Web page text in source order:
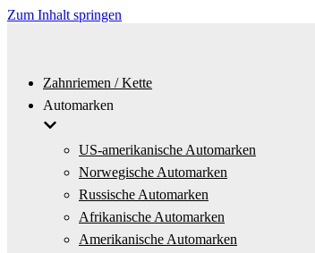
Zum Inhalt springen
Zahnriemen / Kette
Automarken
US-amerikanische Automarken
Norwegische Automarken
Russische Automarken
Afrikanische Automarken
Amerikanische Automarken